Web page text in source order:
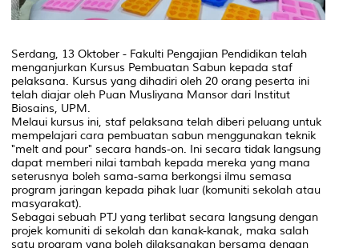
Serdang, 13 Oktober - Fakulti Pengajian Pendidikan telah
menganjurkan Kursus Pembuatan Sabun kepada staf
pelaksana. Kursus yang dihadiri oleh 20 orang peserta ini
telah diajar oleh Puan Musliyana Mansor dari Institut
Biosains, UPM.
Melaui kursus ini, staf pelaksana telah diberi peluang untuk
mempelajari cara pembuatan sabun menggunakan teknik
"melt and pour" secara hands-on. Ini secara tidak langsung
dapat memberi nilai tambah kepada mereka yang mana
seterusnya boleh sama-sama berkongsi ilmu semasa
program jaringan kepada pihak luar (komuniti sekolah atau
masyarakat).
Sebagai sebuah PTJ yang terlibat secara langsung dengan
projek komuniti di sekolah dan kanak-kanak, maka salah
satu program yang boleh dilaksanakan bersama dengan